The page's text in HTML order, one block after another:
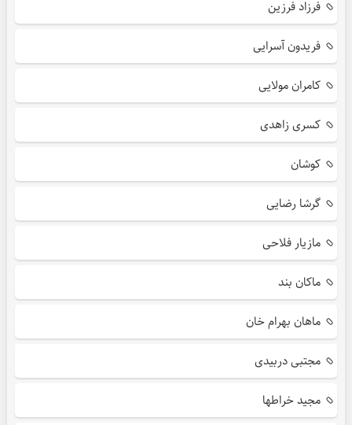
فرزاد فرزین
فریدون آسرایی
کامران مولایی
کسری زاهدی
کوشان
گرشا رضایی
مازیار فلاحی
ماکان بند
ماهان بهرام خان
مجتبی دربیدی
مجید خراطها